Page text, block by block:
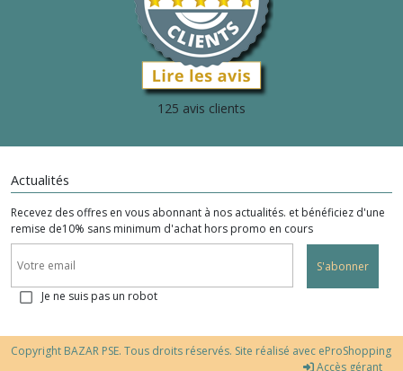
125 avis clients
Actualités
Recevez des offres en vous abonnant à nos actualités. et bénéficiez d'une
remise de10% sans minimum d'achat hors promo en cours
S'abonner
Je ne suis pas un robot
Copyright BAZAR PSE. Tous droits réservés. Site réalisé avec eProShopping
Accès gérant